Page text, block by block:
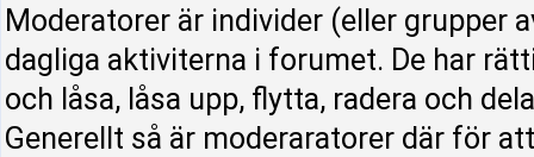
Moderatorer är individer (eller grupper
dagliga aktiviterna i forumet. De har
och låsa, låsa upp, flytta, radera och
Generellt så är moderaratorer där för